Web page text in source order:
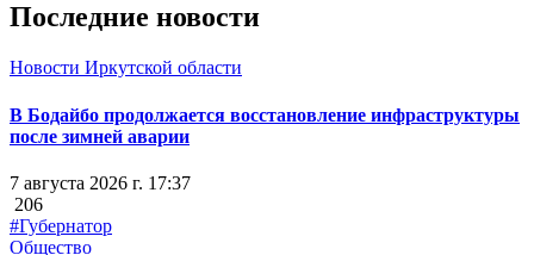
Последние новости
Новости Иркутской области
В Бодайбо продолжается восстановление инфраструктуры
после зимней аварии
7 августа 2026 г. 17:37
206
#Губернатор
Общество